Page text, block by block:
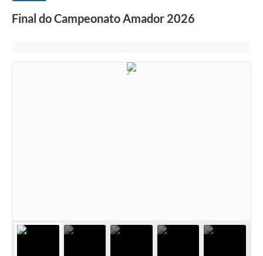
Final do Campeonato Amador 2026